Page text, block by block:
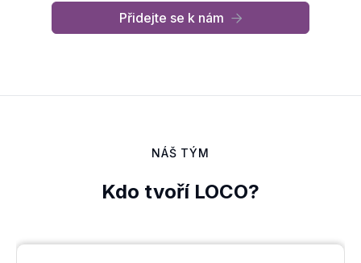
Přidejte se k nám 
NÁŠ TÝM
Kdo tvoří LOCO?